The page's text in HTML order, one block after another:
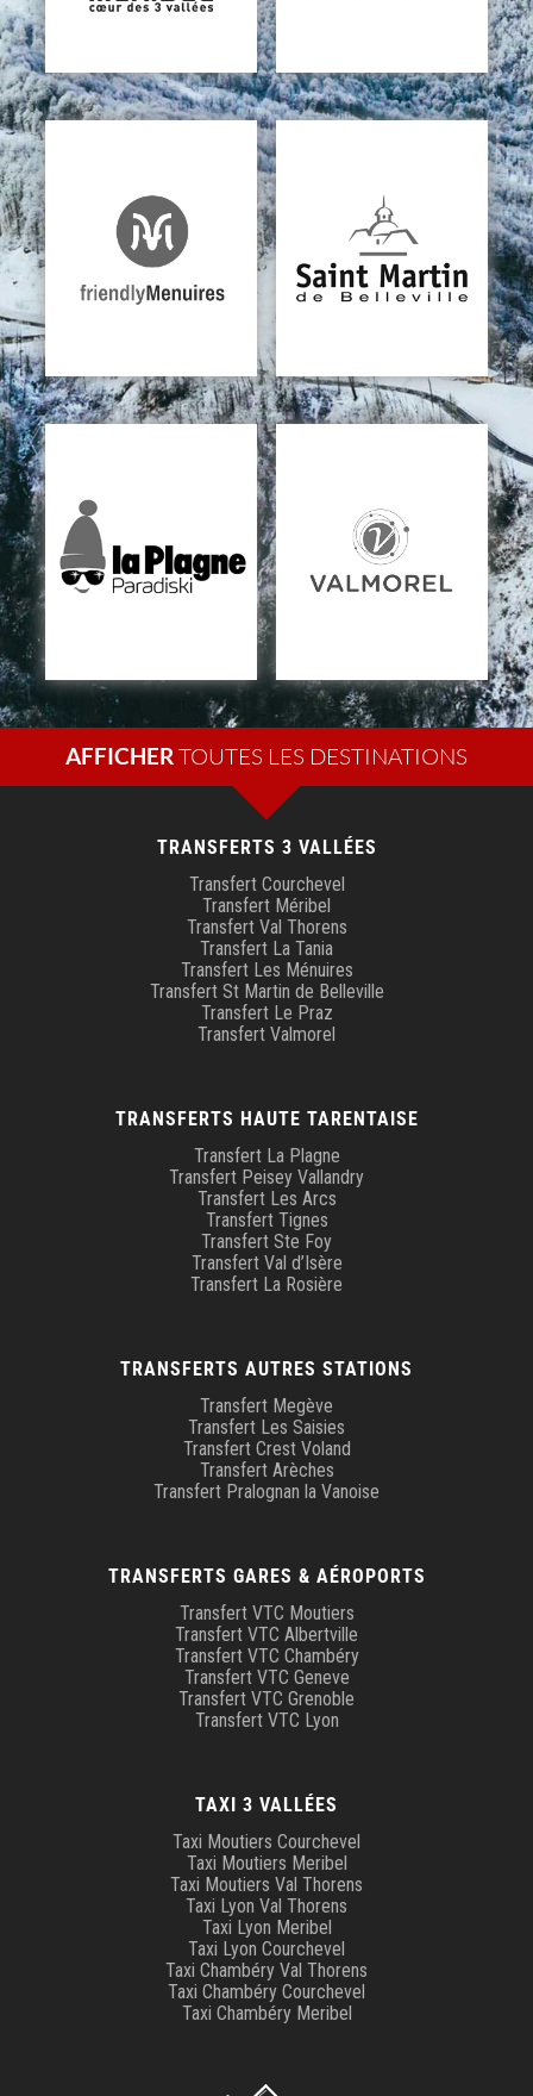
AFFICHER
TRANSFERTS 3 VALLÉES
Transfert Courchevel
Transfert Méribel
Transfert Val Thorens
Transfert La Tania
Transfert Les Ménuires
Transfert St Martin de Belleville
Transfert Le Praz
Transfert Valmorel
TRANSFERTS HAUTE TARENTAISE
Transfert La Plagne
Transfert Peisey Vallandry
Transfert Les Arcs
Transfert Tignes
Transfert Ste Foy
Transfert Val d’Isère
Transfert La Rosière
TRANSFERTS AUTRES STATIONS
Transfert Megève
Transfert Les Saisies
Transfert Crest Voland
Transfert Arèches
Transfert Pralognan la Vanoise
TRANSFERTS GARES & AÉROPORTS
Transfert VTC Moutiers
Transfert VTC Albertville
Transfert VTC Chambéry
Transfert VTC Geneve
Transfert VTC Grenoble
Transfert VTC Lyon
TAXI 3 VALLÉES
Taxi Moutiers Courchevel
Taxi Moutiers Meribel
Taxi Moutiers Val Thorens
Taxi Lyon Val Thorens
Taxi Lyon Meribel
Taxi Lyon Courchevel
Taxi Chambéry Val Thorens
Taxi Chambéry Courchevel
Taxi Chambéry Meribel